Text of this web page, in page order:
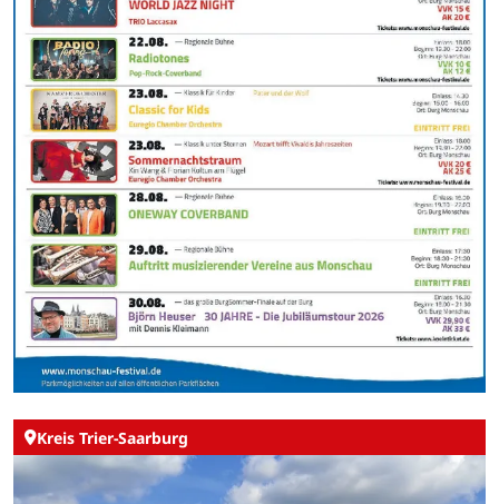
Kreis Trier-Saarburg